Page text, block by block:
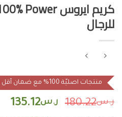
للرجال
منتجات اصليّة 100% مع ضمان أقل سعر
ر.س180.22 ر.س135.12